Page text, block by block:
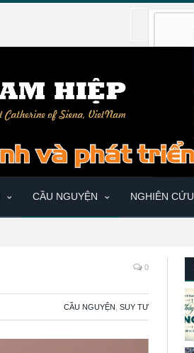
CẦU NGUYỆN NGHIÊN CỨU
0
CẦU NGUYỆN SUY TƯ